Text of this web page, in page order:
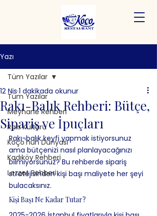
Yazı
Tüm Yazılar
Meyhane Rehberi
Rakı Kültürü
Koço'nun Dünyası
Kadıköy Rehberi
Lezzet Rehberi
Tüm Yazılar
Rakı-Balık Rehberi: Bütçe,
Sipariş ve İpuçları
12 Nis 1 dakikada okunur
Rakı-balık keyfi yapmak istiyorsunuz
ama bütçenizi nasıl planlayacağınızı
bilmiyorsunuz? Bu rehberde sipariş
stratejisinden kişi başı maliyete her şeyi
bulacaksınız.
Kişi Başı Ne Kadar Tutar?